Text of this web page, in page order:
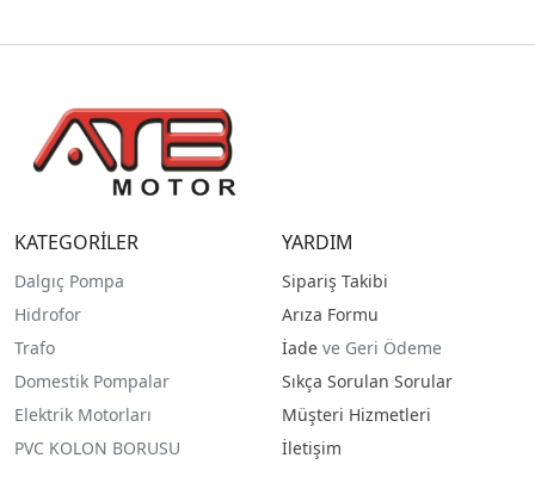
KATEGORİLER
Dalgıç Pompa
Hidrofor
Trafo
Domestik Pompalar
Elektrik Motorları
PVC KOLON BORUSU
YARDIM
Sipariş Takibi
Arıza Formu
İade ve Geri Ödeme
Sıkça Sorulan Sorular
Müşteri Hizmetleri
İletişim